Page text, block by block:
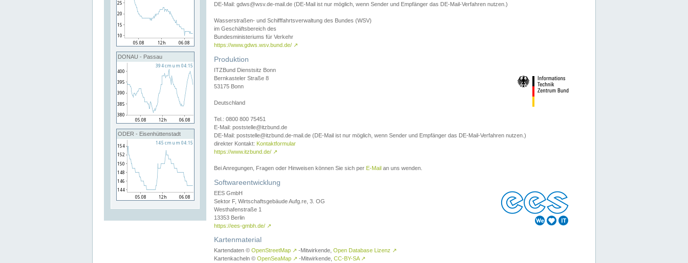
DONAU - Passau
ODER - Eisenhüttenstadt
DE-Mail: gdws@wsv.de-mail.de (DE-Mail ist nur möglich, wenn Sender und Empfänger das DE-Mail-Verfahren nutzen.)
Wasserstraßen- und Schifffahrtsverwaltung des Bundes (WSV)
im Geschäftsbereich des
Bundesministeriums für Verkehr
https://www.gdws.wsv.bund.de/ ↗
Produktion
ITZBund Dienstsitz Bonn
Bernkasteler Straße 8
53175 Bonn
Deutschland
Tel.: 0800 800 75451
E-Mail: poststelle@itzbund.de
DE-Mail: poststelle@itzbund.de-mail.de (DE-Mail ist nur möglich, wenn Sender und Empfänger das DE-Mail-Verfahren nutzen.)
direkter Kontakt: Kontaktformular
https://www.itzbund.de/ ↗
Bei Anregungen, Fragen oder Hinweisen können Sie sich per E-Mail an uns wenden.
Softwareentwicklung
EES GmbH
Sektor F, Wirtschaftsgebäude Aufg.re, 3. OG
Westhafenstraße 1
13353 Berlin
https://ees-gmbh.de/ ↗
Kartenmaterial
Kartendaten © OpenStreetMap ↗ -Mitwirkende, Open Database Lizenz ↗
Kartenkacheln © OpenSeaMap ↗ -Mitwirkende, CC-BY-SA ↗